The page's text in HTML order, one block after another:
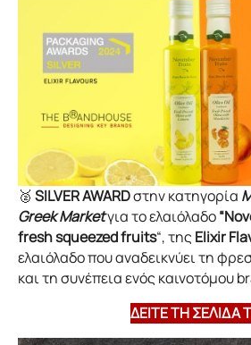
🥈 SILVER AWARDστην κατηγορία
Greek Marketγια το ελαιόλαδο
fresh squeezed fruits“, τηςElixir
ελαιόλαδο που αναδεικνύει τη
και τη συνέπεια ενός καινοτόμου
ΔΕΙΤΕ ΤΗ ΣΕΛΙΔΑ